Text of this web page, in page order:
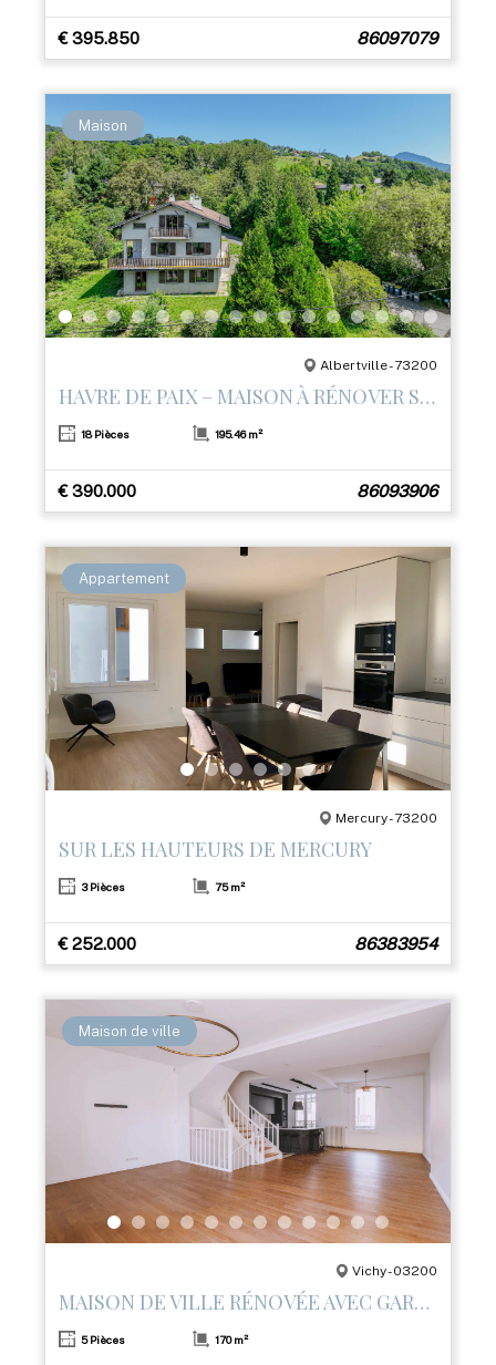
€ 395.850 86097079
Maison
Albertville - 73200
HAVRE DE PAIX – MAISON À RÉNOVER SUR LES HAUTEURS D’ALBERTVILLE
18 Pièces 195.46 m²
€ 390.000 86093906
Appartement
Mercury - 73200
SUR LES HAUTEURS DE MERCURY
3 Pièces 75 m²
€ 252.000 86383954
Maison de ville
Vichy - 03200
MAISON DE VILLE RÉNOVÉE AVEC GARAGE ET 3 TERRASSES – CENTRE DE VICHY
5 Pièces 170 m²